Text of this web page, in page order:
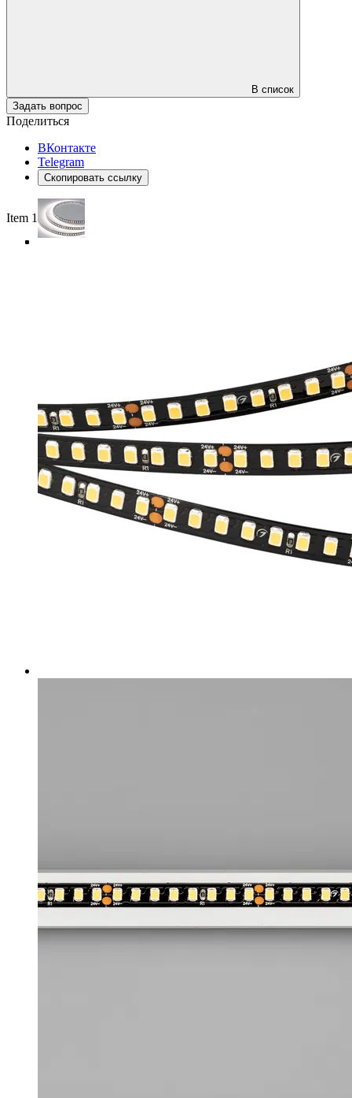
В список
Задать вопрос
Поделиться
ВКонтакте
Telegram
Скопировать ссылку
Item 1 of 4